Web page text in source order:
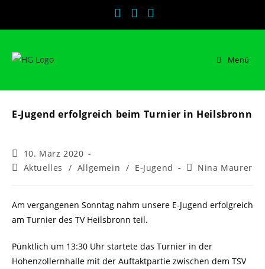
Menü
E-Jugend erfolgreich beim Turnier in Heilsbronn
Beitrag
veröffentlicht:
10. März 2020
Beitrags-
Aktuelles / Allgemein / E-Jugend
Beitrags-
Nina Maurer
Am vergangenen Sonntag nahm unsere E-Jugend erfolgreich
am Turnier des TV Heilsbronn teil.
Pünktlich um 13:30 Uhr startete das Turnier in der
Hohenzollernhalle mit der Auftaktpartie zwischen dem TSV